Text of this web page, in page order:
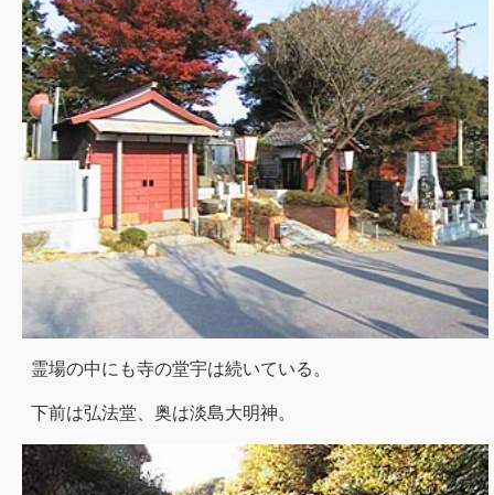
霊場の中にも寺の堂宇は続いている。
下前は弘法堂、奥は淡島大明神。